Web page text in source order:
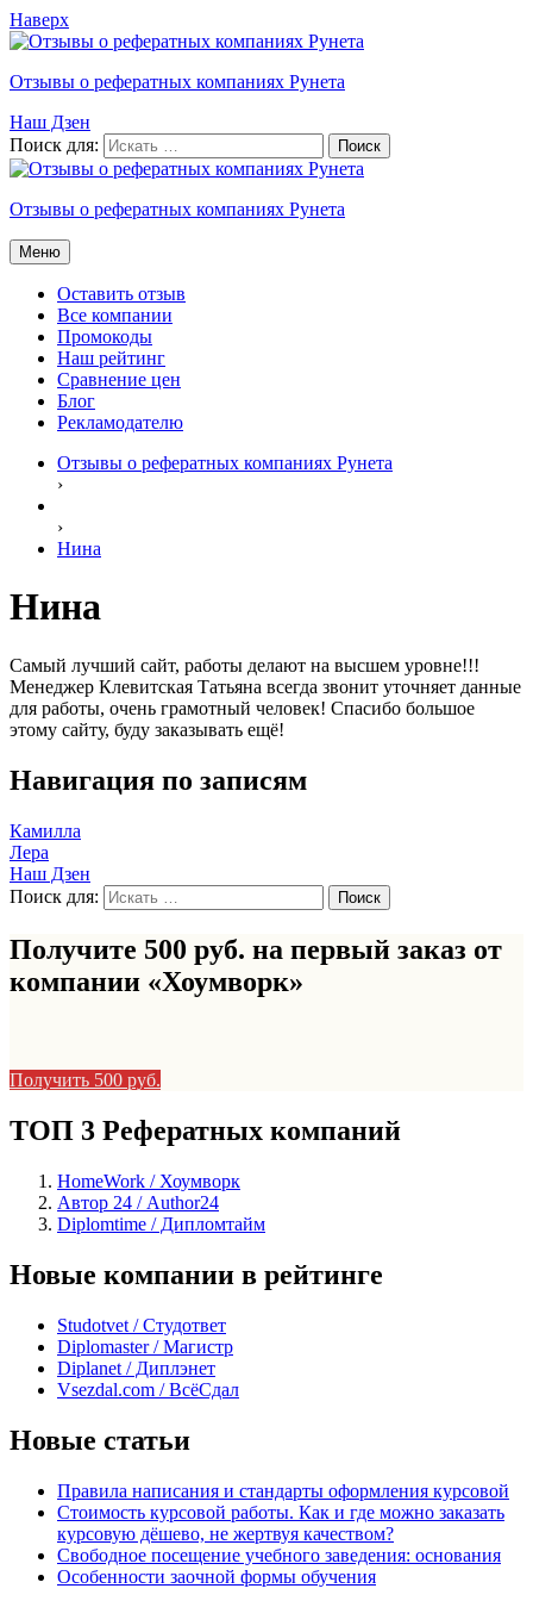
Наверх
Отзывы о рефератных компаниях Рунета
Наш Дзен
Поиск для:
Отзывы о рефератных компаниях Рунета
Меню
Оставить отзыв
Все компании
Промокоды
Наш рейтинг
Сравнение цен
Блог
Рекламодателю
Отзывы о рефератных компаниях Рунета
›
›
Нина
Нина
Самый лучший сайт, работы делают на высшем уровне!!!
Менеджер Клевитская Татьяна всегда звонит уточняет данные
для работы, очень грамотный человек! Спасибо большое
этому сайту, буду заказывать ещё!
Навигация по записям
Камилла
Лера
Наш Дзен
Поиск для:
Получите 500 руб. на первый заказ от
компании «Хоумворк»
Получить 500 руб.
ТОП 3 Рефератных компаний
HomeWork / Хоумворк
Автор 24 / Author24
Diplomtime / Дипломтайм
Новые компании в рейтинге
Studotvet / Студответ
Diplomaster / Магистр
Diplanet / Диплэнет
Vsezdal.com / ВсёСдал
Новые статьи
Правила написания и стандарты оформления курсовой
Стоимость курсовой работы. Как и где можно заказать
курсовую дёшево, не жертвуя качеством?
Свободное посещение учебного заведения: основания
Особенности заочной формы обучения